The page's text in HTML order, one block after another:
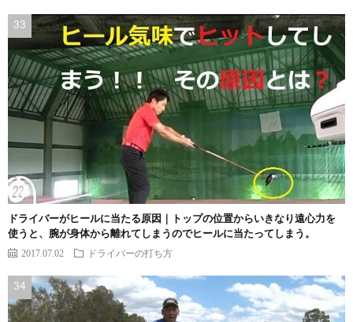
ドライバーがヒールに当たる原因｜トップの位置からいきなり遠心力を
使うと、腕が身体から離れてしまうのでヒールに当たってしまう。
2017.07.02 ドライバーの打ち方